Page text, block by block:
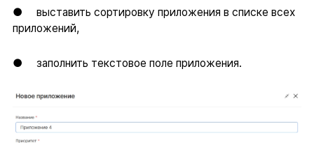
● выставить сортировку приложения в списке всех
приложений,
● заполнить текстовое поле приложения.